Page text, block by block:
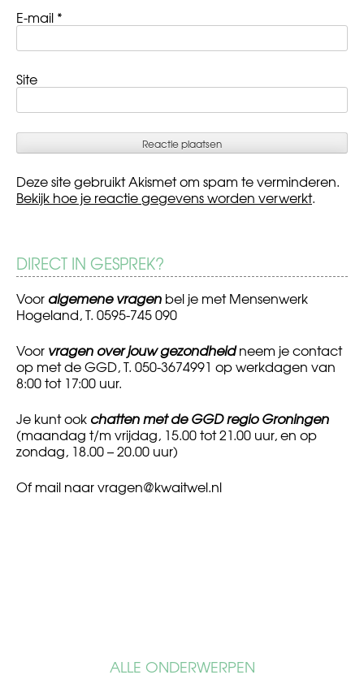
ALLE ONDERWERPEN
E-mail *
Site
Deze site gebruikt Akismet om spam te verminderen.
Bekijk hoe je reactie gegevens worden verwerkt.
DIRECT IN GESPREK?
Voor algemene vragen bel je met Mensenwerk
Hogeland, T. 0595-745 090
Voor vragen over jouw gezondheidneem je contact
op met de GGD, T. 050-3674991 op werkdagen van
8:00 tot 17:00 uur.
Je kunt ook chatten met de GGD regio Groningen
(maandag t/m vrijdag, 15.00 tot 21.00 uur, en op
zondag, 18.00 – 20.00 uur)
Of mail naarvragen@kwaitwel.nl